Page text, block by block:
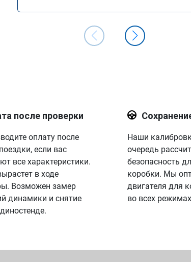
после проверки
оплату после
если вас
все характеристики.
в ходе
Возможен замер
динамики и снятие
Наши
очередь
безопасность
коробки. Мы
двигателя для
во всех